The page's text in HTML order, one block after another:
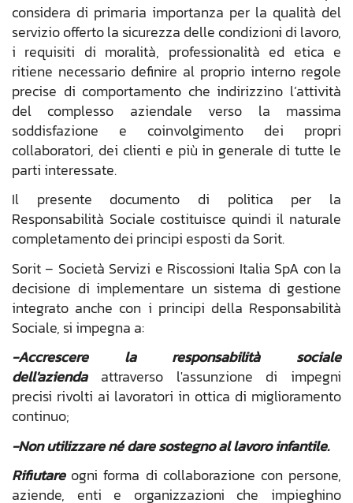
considera di primaria importanza per la qualità del
servizio offerto la sicurezza delle condizioni di lavoro,
i requisiti di moralità, professionalità ed etica e
ritiene necessario definire al proprio interno regole
precise di comportamento che indirizzino l’attività
del complesso aziendale verso la massima
soddisfazione e coinvolgimento dei propri
collaboratori, dei clienti e più in generale di tutte le
parti interessate.
Il presente documento di politica per la
Responsabilità Sociale costituisce quindi il naturale
completamento dei principi esposti da Sorit.
Sorit – Società Servizi e Riscossioni Italia SpA con la
decisione di implementare un sistema di gestione
integrato anche con i principi della Responsabilità
Sociale, si impegna a:
-Accrescere la responsabilità sociale
dell'azienda
attraverso l'assunzione di impegni
precisi rivolti ai lavoratori in ottica di miglioramento
continuo;
-Non utilizzare né dare sostegno al lavoro infantile.
Rifiutare ogni forma di collaborazione con persone,
aziende, enti e organizzazioni che impieghino